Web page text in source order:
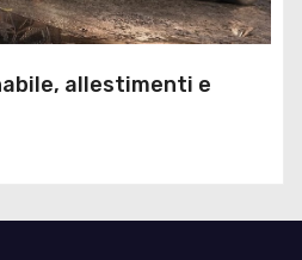
allestimenti e